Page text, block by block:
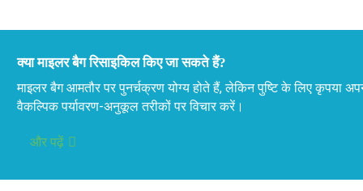
क्या माइलर बैग रिसाइकिल किए जा सकते हैं?
माइलर बैग आमतौर पर पुनर्चक्रण योग्य होते हैं, लेकिन पुष्टि के लिए कृपया
वैकल्पिक पर्यावरण-अनुकूल तरीकों पर विचार करें।
और पढ़ें